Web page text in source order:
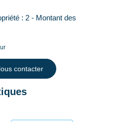
: 2 - Montant des
contacter